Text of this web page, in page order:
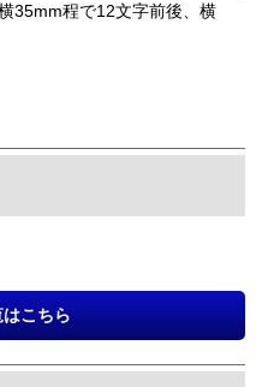
35mm程で12文字前後、横
こちら